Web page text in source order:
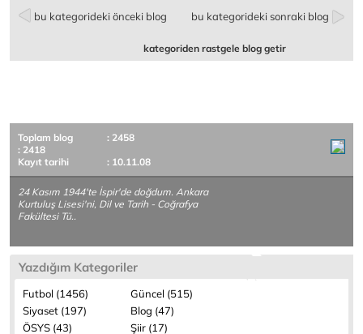
bu kategorideki önceki blog bu kategorideki sonraki blog
kategoriden rastgele blog getir
Toplam blog
: 2458
: 2418
Kayıt tarihi
: 10.11.08
24 Kasım 1944'te İspir'de doğdum. Ankara
Kurtuluş Lisesi'ni, Dil ve Tarih - Coğrafya
Fakültesi Tü..
Yazdığım Kategoriler
Futbol (1456)
Güncel (515)
Siyaset (197)
Blog (47)
ÖSYS (43)
Şiir (17)